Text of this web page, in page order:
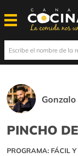
PINCHO
PROGRAMA: FÁCIL